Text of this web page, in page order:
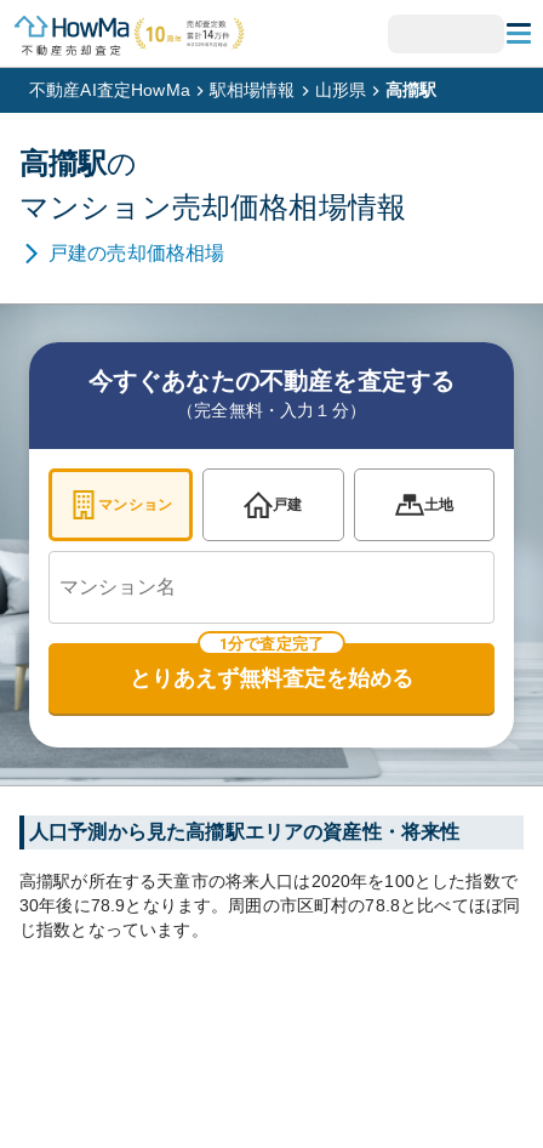
不動産AI査定HowMa 駅相場情報 山形県 高擶駅
高擶駅の
マンション売却価格相場情報
戸建の売却価格相場
今すぐあなたの不動産を査定する
（完全無料・入力１分）
マンション 戸建 土地
1分で査定完了
とりあえず無料査定を始める
人口予測から見た高擶駅エリアの資産性・将来性
高擶駅が所在する天童市の将来人口は2020年を100とした指数で
30年後に78.9となります。 周囲の市区町村の78.8と比べてほぼ同
じ指数となっています。